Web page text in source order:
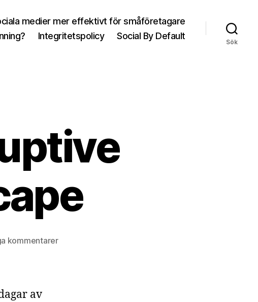
medier mer effektivt för småföretagare
Integritetspolicy Social By Default
Sök
kommentarer
av